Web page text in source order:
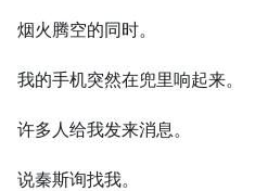
烟火腾空的同时。
我的手机突然在兜里响起来。
许多人给我发来消息。
说秦斯询找我。